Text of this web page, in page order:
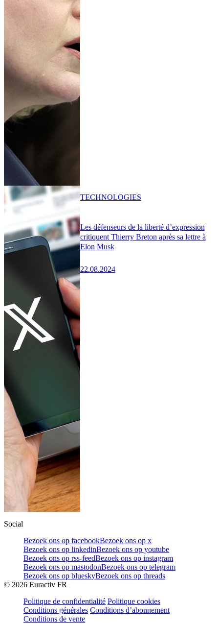
Les défenseurs de la liberté d’expression
critiquent Thierry Breton après sa lettre à
Elon Musk
22.08.2024
TECHNOLOGIES
Social
Bezoek ons op facebookBezoek ons op x
Bezoek ons op linkedinBezoek ons op youtube
Bezoek ons op rss-feedBezoek ons op instagram
Bezoek ons op mastodonBezoek ons op telegram
Bezoek ons op blueskyBezoek ons op threads
© 2026 Euractiv FR
Politique de confidentialité Politique cookies
Conditions générales Conditions d’abonnement
Conditions de vente